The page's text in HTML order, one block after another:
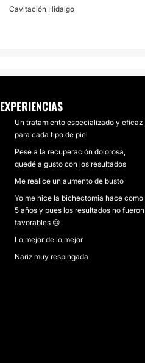
Cavitación Hidalgo
EXPERIENCIAS
Un tratamiento especializado y eficaz
para cada tipo de piel
Pese a la recuperación dolorosa,
quedé a gusto con los resultados
Me realice un aumento de busto
Yo me hice la bichectomia hace como
5 años y pues los resultados no fueron
favorables 😢
Lo mejor de lo mejor
Nariz muy respingada